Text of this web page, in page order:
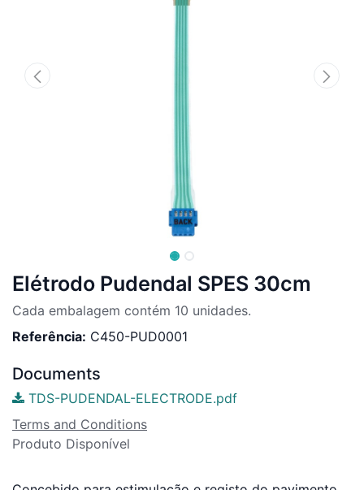
Elétrodo Pudendal SPES 30cm
Cada embalagem contém 10 unidades.
Referência: C450-PUD0001
Documents
TDS-PUDENDAL-ELECTRODE.pdf
Terms and Conditions
Produto Disponível